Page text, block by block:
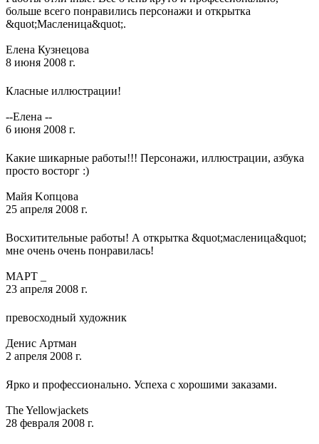
больше всего понравились персонажи и открытка
&quot;Масленица&quot;.
Елена Кузнецова
8 июня 2008 г.
Класные иллюстрации!
--Елена --
6 июня 2008 г.
Какие шикарные работы!!! Персонажи, иллюстрации, азбука
просто восторг :)
Майя Kопцова
25 апреля 2008 г.
Восхитительные работы! А открытка &quot;масленица&quot;
мне очень очень понравилась!
МАРТ _
23 апреля 2008 г.
превосходный художник
Денис Артман
2 апреля 2008 г.
Ярко и профессионально. Успеха с хорошими заказами.
The Yellowjackets
28 февраля 2008 г.